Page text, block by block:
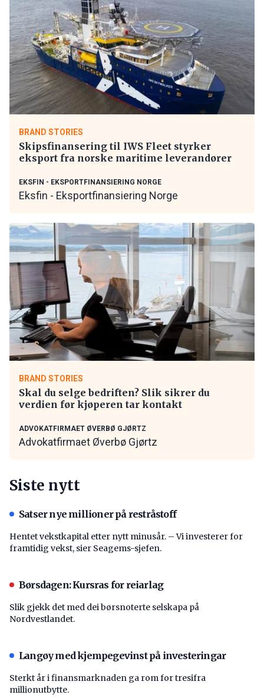
BRAND STORIES
Skipsfinansering til IWS Fleet styrker
eksport fra norske maritime leverandører
EKSFIN - EKSPORTFINANSIERING NORGE
Eksfin - Eksportfinansiering Norge
BRAND STORIES
Skal du selge bedriften? Slik sikrer du
verdien før kjøperen tar kontakt
ADVOKATFIRMAET ØVERBØ GJØRTZ
Advokatfirmaet Øverbø Gjørtz
Siste nytt
Satser nye millioner på restråstoff
Hentet vekstkapital etter nytt minusår. – Vi investerer for
framtidig vekst, sier Seagems-sjefen.
Børsdagen: Kursras for reiarlag
Slik gjekk det med dei børsnoterte selskapa på
Nordvestlandet.
Langøy med kjempegevinst på investeringar
Sterkt år i finansmarknaden ga rom for tresifra
millionutbytte.